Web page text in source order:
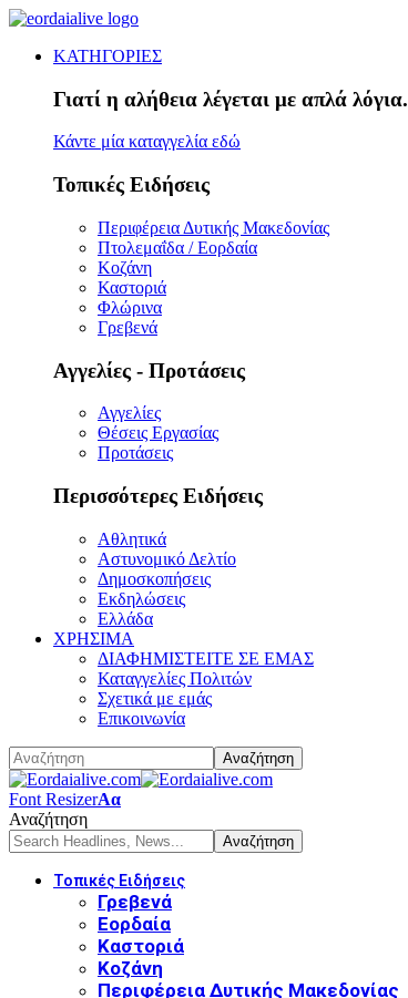
ΚΑΤΗΓΟΡΙΕΣ
Γιατί η αλήθεια λέγεται με απλά λόγια.
Κάντε μία καταγγελία εδώ
Τοπικές Ειδήσεις
Περιφέρεια Δυτικής Μακεδονίας
Πτολεμαΐδα / Εορδαία
Κοζάνη
Καστοριά
Φλώρινα
Γρεβενά
Αγγελίες - Προτάσεις
Αγγελίες
Θέσεις Εργασίας
Προτάσεις
Περισσότερες Ειδήσεις
Αθλητικά
Αστυνομικό Δελτίο
Δημοσκοπήσεις
Εκδηλώσεις
Ελλάδα
ΧΡΗΣΙΜΑ
ΔΙΑΦΗΜΙΣΤΕΙΤΕ ΣΕ ΕΜΑΣ
Καταγγελίες Πολιτών
Σχετικά με εμάς
Επικοινωνία
Font ResizerΑα
Αναζήτηση
Τοπικές Ειδήσεις
Γρεβενά
Εορδαία
Καστοριά
Κοζάνη
Περιφέρεια Δυτικής Μακεδονίας